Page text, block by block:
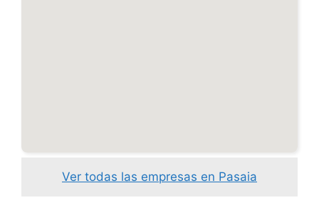
Ver todas las empresas en Pasaia